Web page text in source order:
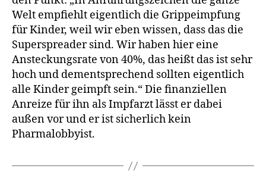
Welt empfiehlt eigentlich die Grippeimpfung
für Kinder, weil wir eben wissen, dass das die
Superspreader sind. Wir haben hier eine
Ansteckungsrate von 40%, das heißt das ist sehr
hoch und dementsprechend sollten eigentlich
alle Kinder geimpft sein.“ Die finanziellen
Anreize für ihn als Impfarzt lässt er dabei
außen vor und er ist sicherlich kein
Pharmalobbyist.